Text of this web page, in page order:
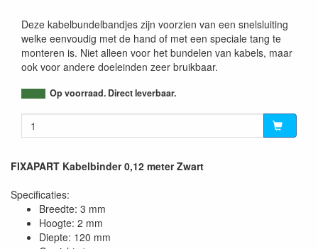
Deze kabelbundelbandjes zijn voorzien van een snelsluiting
welke eenvoudig met de hand of met een speciale tang te
monteren is. Niet alleen voor het bundelen van kabels, maar
ook voor andere doeleinden zeer bruikbaar.
Op voorraad. Direct leverbaar.
FIXAPART Kabelbinder 0,12 meter Zwart
Specificaties:
Breedte: 3 mm
Hoogte: 2 mm
Diepte: 120 mm